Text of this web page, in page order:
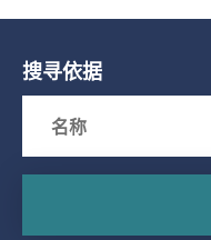
搜寻依据